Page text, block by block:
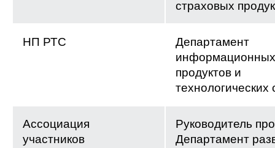
страховых
НП РТС
Департамент
информационных
продуктов и
технологических
Ассоциация
участников
Руководитель
Департамент